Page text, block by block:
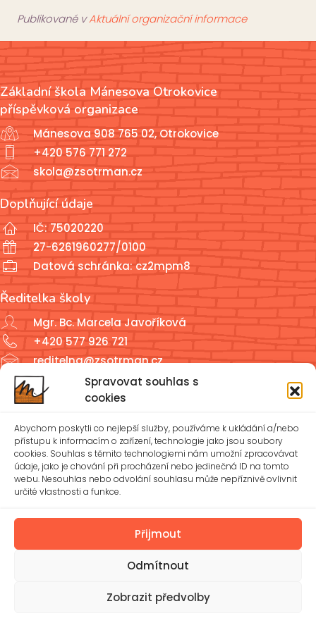
Spravovat souhlas s
cookies
Abychom poskytli co nejlepší služby, používáme k ukládání a/nebo
přístupu k informacím o zařízení, technologie jako jsou soubory
cookies. Souhlas s těmito technologiemi nám umožní zpracovávat
údaje, jako je chování při procházení nebo jedinečná ID na tomto
webu. Nesouhlas nebo odvolání souhlasu může nepříznivě ovlivnit
určité vlastnosti a funkce.
Přijmout
Odmítnout
Zobrazit předvolby
Publikované vAktuální organizační informace
Základní škola Mánesova Otrokovice
příspěvková organizace
Mánesova 908 765 02, Otrokovice
+420 576 771 272
skola@zsotrman.cz
Doplňující údaje
IČ: 75020220
27-6261960277/0100
Datová schránka: cz2mpm8
Ředitelka školy
Mgr. Bc. Marcela Javoříková
+420 577 926 721
reditelna@zsotrman.cz
Školní jídelna a školní družina
ŠD: +420 577 926 720
reditelna@zsotrman.cz
Zásady cookies (EU)
Ochrana osobních údajů – GDPR
Spravovat souhlas Prohlášení o přístupnosti
© 2026 Základní škola Mánesova Otrokovice, příspěvková